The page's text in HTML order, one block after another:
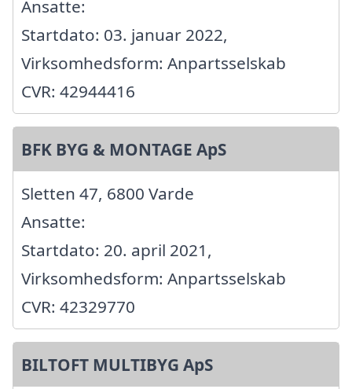
Ansatte:
Startdato: 03. januar 2022,
Virksomhedsform: Anpartsselskab
CVR: 42944416
BFK BYG & MONTAGE ApS
Sletten 47, 6800 Varde
Ansatte:
Startdato: 20. april 2021,
Virksomhedsform: Anpartsselskab
CVR: 42329770
BILTOFT MULTIBYG ApS